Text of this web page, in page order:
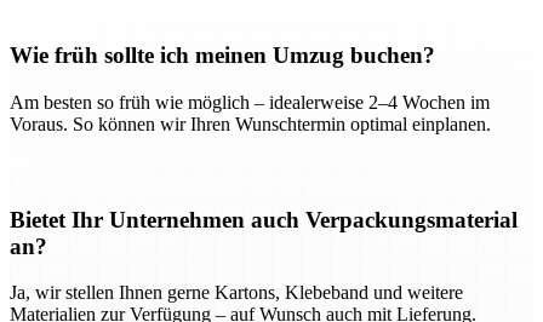
Wie früh sollte ich meinen Umzug buchen?
Am besten so früh wie möglich – idealerweise 2–4 Wochen im
Voraus. So können wir Ihren Wunschtermin optimal einplanen.
Bietet Ihr Unternehmen auch Verpackungsmaterial
an?
Ja, wir stellen Ihnen gerne Kartons, Klebeband und weitere
Materialien zur Verfügung – auf Wunsch auch mit Lieferung.